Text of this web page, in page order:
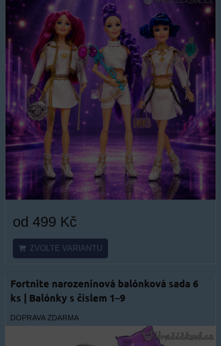
od 499 Kč
ZVOLTE VARIANTU
Fortnite narozeninová balónková sada 6
ks | Balónky s číslem 1–9
DOPRAVA ZDARMA